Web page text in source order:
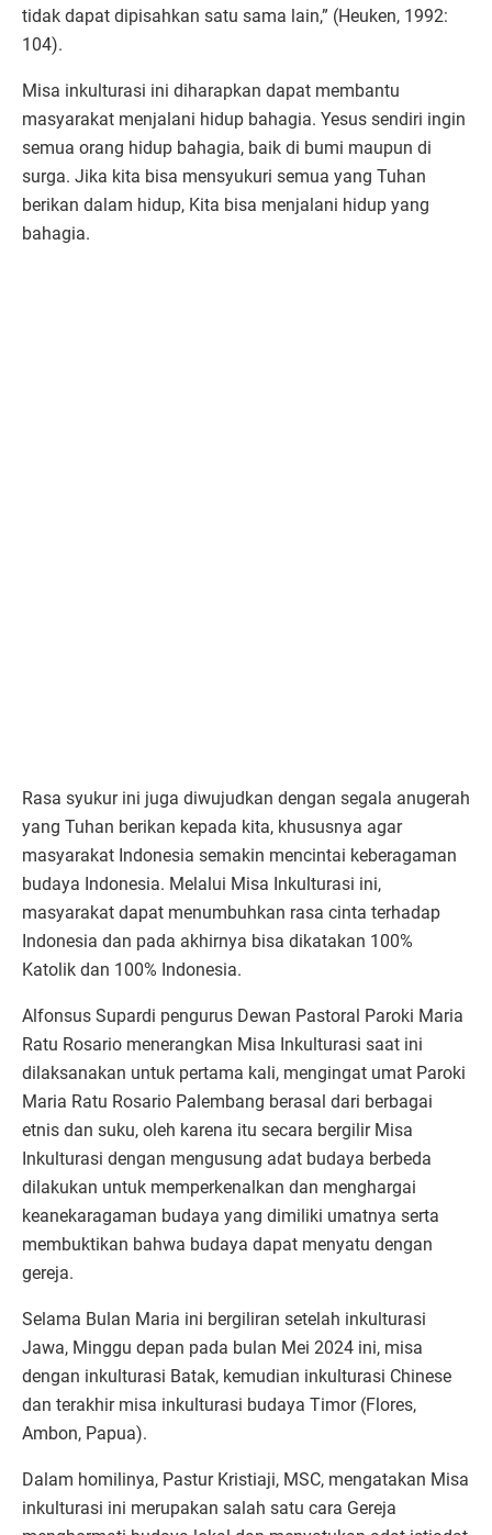
tidak dapat dipisahkan satu sama lain,” (Heuken, 1992:
104).
Misa inkulturasi ini diharapkan dapat membantu
masyarakat menjalani hidup bahagia. Yesus sendiri ingin
semua orang hidup bahagia, baik di bumi maupun di
surga. Jika kita bisa mensyukuri semua yang Tuhan
berikan dalam hidup, Kita bisa menjalani hidup yang
bahagia.
Rasa syukur ini juga diwujudkan dengan segala anugerah
yang Tuhan berikan kepada kita, khususnya agar
masyarakat Indonesia semakin mencintai keberagaman
budaya Indonesia. Melalui Misa Inkulturasi ini,
masyarakat dapat menumbuhkan rasa cinta terhadap
Indonesia dan pada akhirnya bisa dikatakan 100%
Katolik dan 100% Indonesia.
Alfonsus Supardi pengurus Dewan Pastoral Paroki Maria
Ratu Rosario menerangkan Misa Inkulturasi saat ini
dilaksanakan untuk pertama kali, mengingat umat Paroki
Maria Ratu Rosario Palembang berasal dari berbagai
etnis dan suku, oleh karena itu secara bergilir Misa
Inkulturasi dengan mengusung adat budaya berbeda
dilakukan untuk memperkenalkan dan menghargai
keanekaragaman budaya yang dimiliki umatnya serta
membuktikan bahwa budaya dapat menyatu dengan
gereja.
Selama Bulan Maria ini bergiliran setelah inkulturasi
Jawa, Minggu depan pada bulan Mei 2024 ini, misa
dengan inkulturasi Batak, kemudian inkulturasi Chinese
dan terakhir misa inkulturasi budaya Timor (Flores,
Ambon, Papua).
Dalam homilinya, Pastur Kristiaji, MSC, mengatakan Misa
inkulturasi ini merupakan salah satu cara Gereja